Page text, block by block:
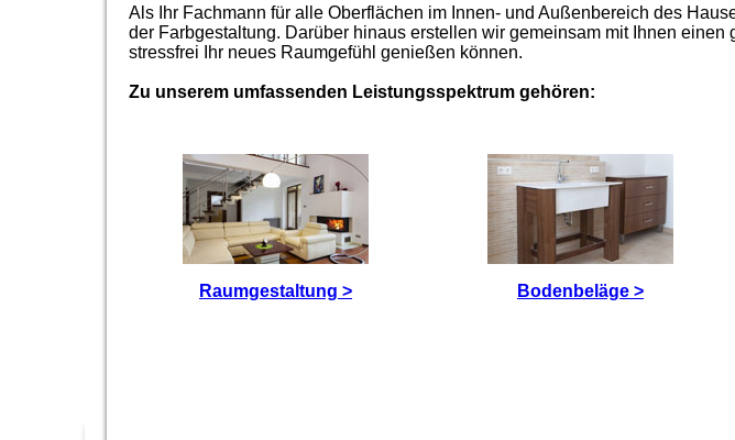
Als Ihr Fachmann für alle Oberflächen im Innen- und Außenbereich des
der Farbgestaltung. Darüber hinaus erstellen wir gemeinsam mit Ihnen
stressfrei Ihr neues Raumgefühl genießen können.
Zu unserem umfassenden Leistungsspektrum gehören:
Raumgestaltung > Bodenbeläge >